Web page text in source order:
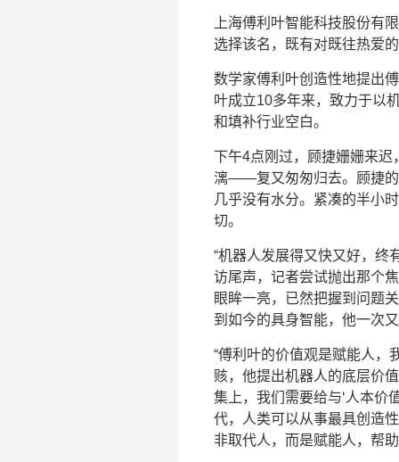
上海傅利叶智能科技股份有
选择该名，既有对既往热爱
数学家傅利叶创造性地提出
叶成立10多年来，致力于以
和填补行业空白。
下午4点刚过，顾捷姗姗来
漓——复又匆匆归去。顾捷的
几乎没有水分。紧凑的半小
切。
“机器人发展得又快又好，终
访尾声，记者尝试抛出那个
眼眸一亮，已然把握到问题
到如今的具身智能，他一次
“傅利叶的价值观是赋能人，
赅，他提出机器人的底层价
集上，我们需要给与‘人本价
代，人类可以从事最具创造
非取代人，而是赋能人，帮